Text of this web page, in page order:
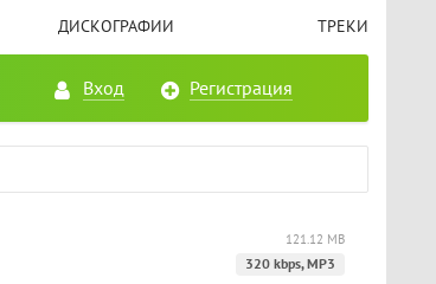
ДИСКОГРАФИИ ТРЕКИ
Вход Регистрация
121.12 MB
320 kbps, MP3